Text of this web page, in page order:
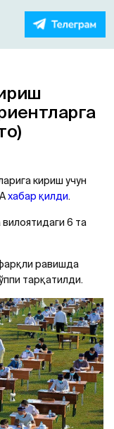
кириш учун
хабар қилди.
6 та
равишда
тарқатилди.